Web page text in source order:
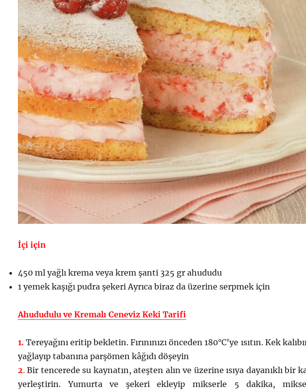
İçi için
450 ml yağlı krema veya krem şanti 325 gr ahududu
1 yemek kaşığı pudra şekeri Ayrıca biraz da üzerine serpmek için
Ahududulu ve Kremalı Ceneviz Keki Tarifi
1. Tereyağını eritip bekletin. Fırınınızı önceden 180°C’ye ısıtın. Kek
yağlayıp tabanına parşömen kâğıdı döşeyin
2.Bir tencerede su kaynatın, ateşten alın ve üzerine ısıya dayanıklı bir
yerleştirin. Yumurta ve şekeri ekleyip mikserle 5 dakika,